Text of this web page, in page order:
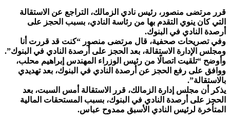
قرر مرتضى منصور، رئيس نادي الزمالك، التراجع عن الاستقالة
التي كان ينوي التقدم بها من رئاسة النادي، بسبب الحجز على
أرصدة النادي في البنوك.
وفي تصريحات صحفية، قال مرتضى منصور “كنت قد قررت أنا
ومجلس الإدارة الاستقالة، بعد الحجز على أرصدة النادي في البنوك”.
وأوضح “تلقيت اتصالًا من رئيس الوزراء المهندس إبراهيم محلب،
ووافق على رفع الحجز عن أرصدة النادي في البنوك، بعد تهديدي
بالاستقالة”.
يذكر أن مجلس إدارة الزمالك، قرر الاستقالة أمس السبت، بعد
الحجز على أرصدة النادي في البنوك، بسبب المستحقات المالية
المتأخرة لرئيس النادي الأسبق ممدوح عباس.